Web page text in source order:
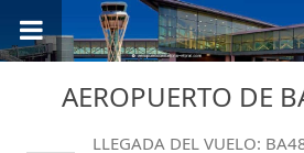
AEROPUERTO DE
LLEGADA DEL VUELO: